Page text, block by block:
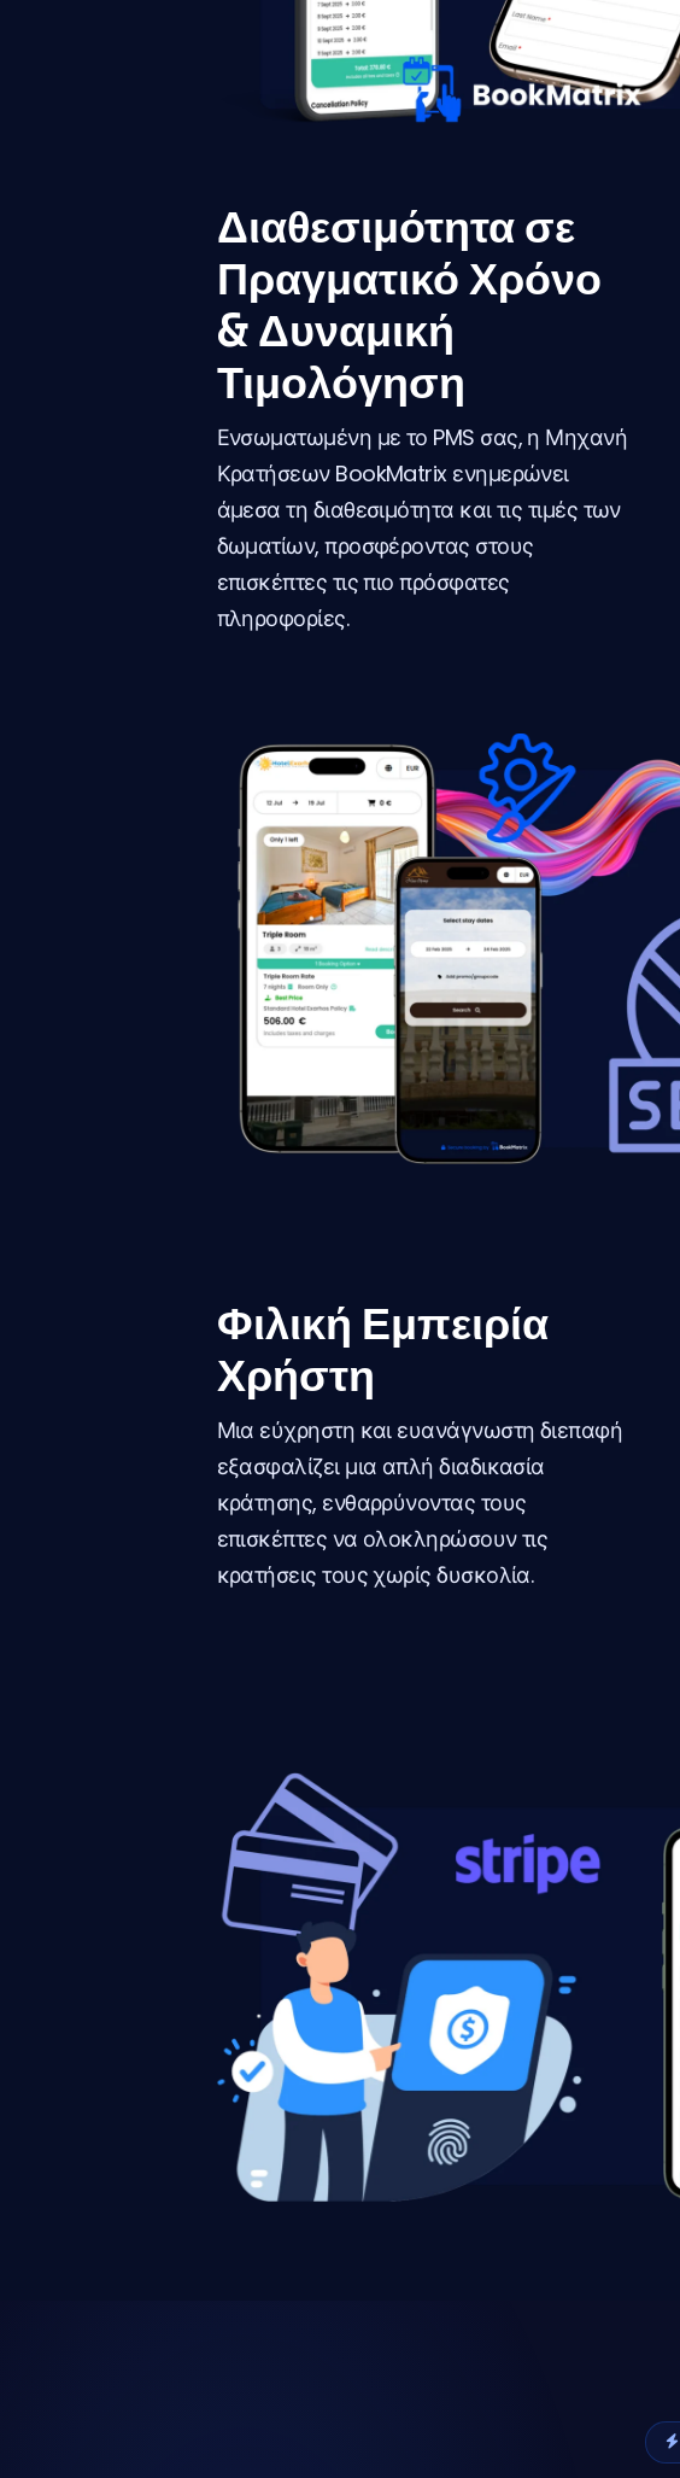
Διαθεσιμότητα σε
Πραγματικό Χρόνο
& Δυναμική
Τιμολόγηση
Ενσωματωμένη με το PMS σας, η Μηχανή
Κρατήσεων BookMatrix ενημερώνει
άμεσα τη διαθεσιμότητα και τις τιμές των
δωματίων, προσφέροντας στους
επισκέπτες τις πιο πρόσφατες
πληροφορίες.
Φιλική Εμπειρία
Χρήστη
Μια εύχρηστη και ευανάγνωστη διεπαφή
εξασφαλίζει μια απλή διαδικασία
κράτησης, ενθαρρύνοντας τους
επισκέπτες να ολοκληρώσουν τις
κρατήσεις τους χωρίς δυσκολία.